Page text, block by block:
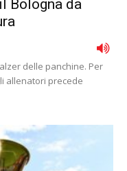
Bologna da
delle panchine. Per
allenatori precede